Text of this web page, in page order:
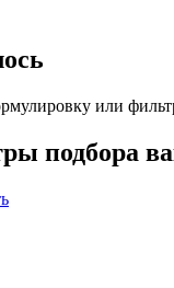
или
подбора